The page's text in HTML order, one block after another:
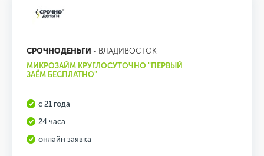
СРОЧНОДЕНЬГИ - ВЛАДИВОСТОК
МИКРОЗАЙМ КРУГЛОСУТОЧНО "ПЕРВЫЙ
ЗАЁМ БЕСПЛАТНО"
с 21 года
24 часа
онлайн заявка